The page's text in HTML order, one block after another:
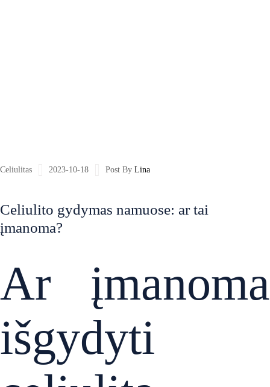
2023-10-18
Celiulitas Post By Lina
Celiulito gydymas namuose: ar tai
įmanoma?
Ar įmanoma
išgydyti